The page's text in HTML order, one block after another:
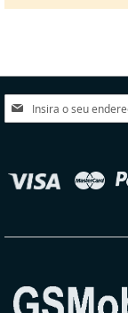
Subscreva
a